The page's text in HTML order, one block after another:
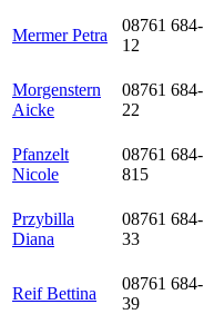
Mermer Petra
08761 684-
12
Morgenstern
Aicke
08761 684-
22
Pfanzelt
Nicole
08761 684-
815
Przybilla
Diana
08761 684-
33
Reif Bettina
08761 684-
39